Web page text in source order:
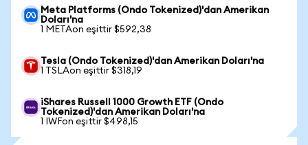
Meta Platforms (Ondo Tokenized)'dan Amerikan
Doları'na
1 METAon eşittir $592,38
Tesla (Ondo Tokenized)'dan Amerikan Doları'na
1 TSLAon eşittir $318,19
iShares Russell 1000 Growth ETF (Ondo
Tokenized)'dan Amerikan Doları'na
1 IWFon eşittir $498,15